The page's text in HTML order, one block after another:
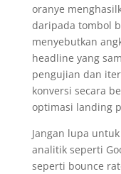
oranye
daripada tombol
menyebutkan
headline yang
pengujian dan
konversi secara
optimasi landing
Jangan lupa
analitik seperti
seperti bounce